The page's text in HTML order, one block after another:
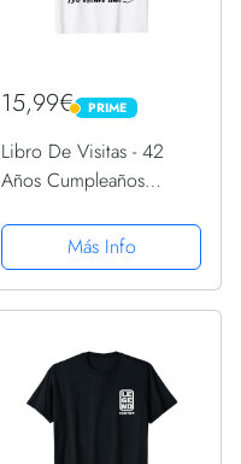
15,99€ PRIME
PRIME
Libro De Visitas - 42
Años Cumpleaños
CamisetaMás Info